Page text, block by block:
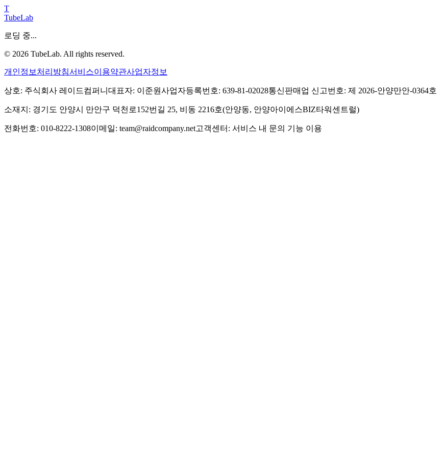
T
TubeLab
로딩 중...
© 2026 TubeLab. All rights reserved.
개인정보처리방침서비스이용약관사업자정보
상호: 주식회사 레이드컴퍼니 대표자: 이준원사업자등록번호: 639-81-02028통신판매업 신고번호: 제 2026-안양만안-0364호
소재지: 경기도 안양시 만안구 덕천로152번길 25, 비동 2216호(안양동, 안양아이에스BIZ타워센트럴)
전화번호: 010-8222-1308이메일: team@raidcompany.net고객센터: 서비스 내 문의 기능 이용